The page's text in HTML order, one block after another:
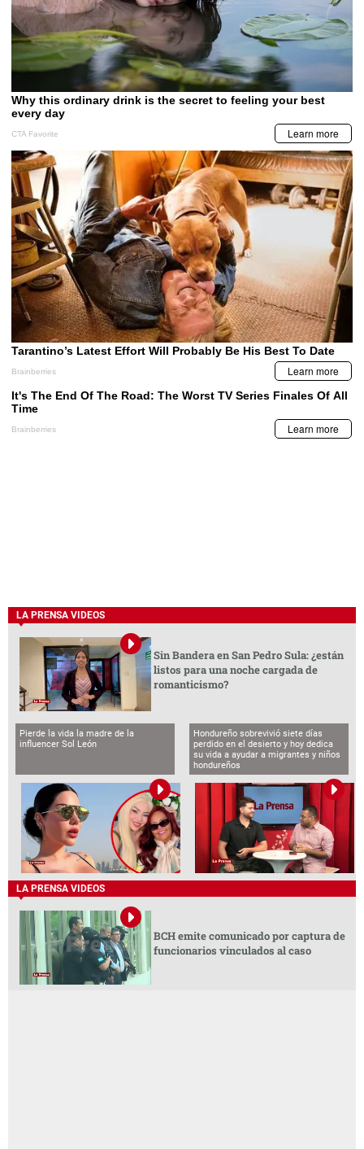
LA PRENSA VIDEOS
Sin Bandera en San Pedro Sula: ¿están
listos para una noche cargada de
romanticismo?
Pierde la vida la madre de la
influencer Sol León
Hondureño sobrevivió siete días
perdido en el desierto y hoy dedica
su vida a ayudar a migrantes y niños
hondureños
LA PRENSA VIDEOS
BCH emite comunicado por captura de
funcionarios vinculados al caso